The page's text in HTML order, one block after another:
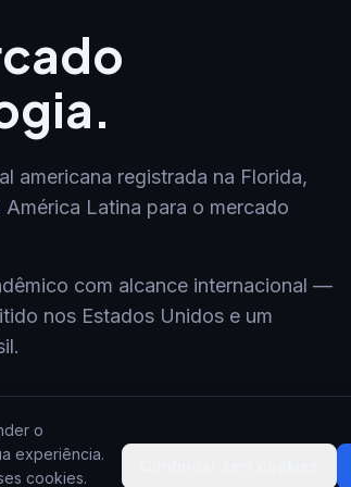
o
experiência.
cookies.
americana registrada na Florida,
Latina para o mercado
com alcance internacional —
nos Estados Unidos e um